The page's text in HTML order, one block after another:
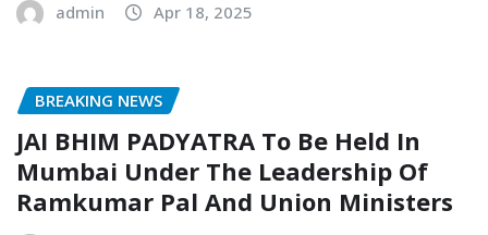
admin Apr 18, 2025
BREAKING NEWS
JAI BHIM PADYATRA To Be Held In
Mumbai Under The Leadership Of
Ramkumar Pal And Union Ministers